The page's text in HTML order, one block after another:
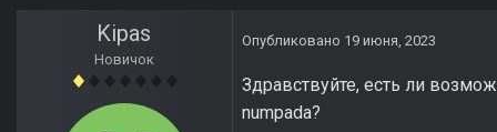
Kipas
Новичок
Опубликовано 19 июня, 2023
Здравствуйте, есть ли
numpada?